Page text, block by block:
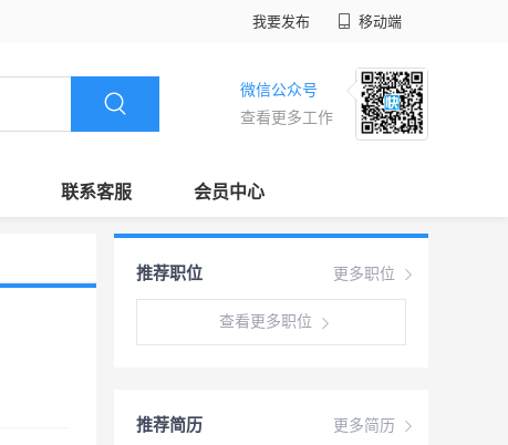
我要发布 移动端
微信公众号
查看更多工作
联系客服 会员中心
更多职位
推荐职位
查看更多职位
更多简历
推荐简历